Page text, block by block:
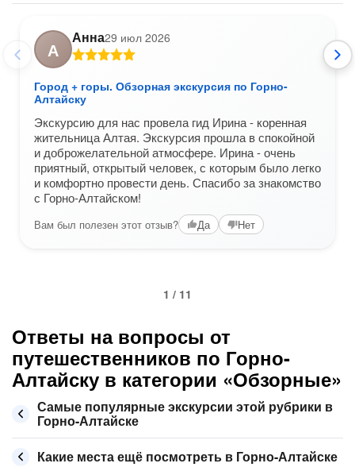
А
Анна29 июл 2026
Город + горы. Обзорная экскурсия по Горно-
Алтайску
Экскурсию для нас провела гид Ирина - коренная
жительница Алтая. Экскурсия прошла в спокойной
и доброжелательной атмосфере. Ирина - очень
приятный, открытый человек, с которым было легко
и комфортно провести день. Спасибо за знакомство
с Горно-Алтайском!
Вам был полезен этот отзыв? Да Нет
1 / 11
Ответы на вопросы от
путешественников по Горно-
Алтайску в категории «Обзорные»
Самые популярные экскурсии этой рубрики в
Горно-Алтайске
Какие места ещё посмотреть в Горно-Алтайске